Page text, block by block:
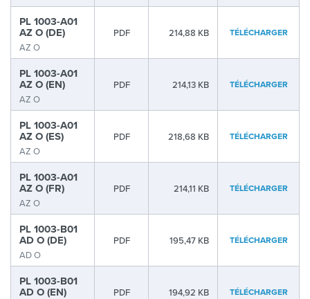
PL 1003-A01
AZ O (DE)
AZ O
PDF 214,88 KB TÉLÉCHARGER
PL 1003-A01
AZ O (EN)
AZ O
PDF 214,13 KB TÉLÉCHARGER
PL 1003-A01
AZ O (ES)
AZ O
PDF 218,68 KB TÉLÉCHARGER
PL 1003-A01
AZ O (FR)
AZ O
PDF 214,11 KB TÉLÉCHARGER
PL 1003-B01
AD O (DE)
AD O
PDF 195,47 KB TÉLÉCHARGER
PL 1003-B01
AD O (EN) PDF 194,92 KB TÉLÉCHARGER